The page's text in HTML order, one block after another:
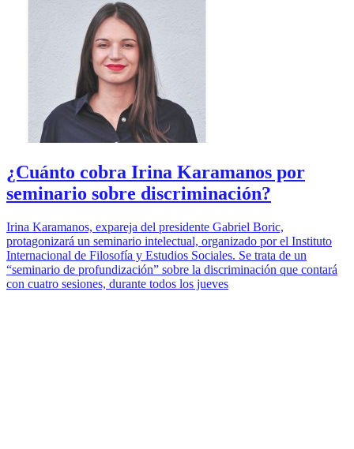
¿Cuánto cobra Irina Karamanos por
seminario sobre discriminación?
Irina Karamanos, expareja del presidente Gabriel Boric,
protagonizará un seminario intelectual, organizado por el Instituto
Internacional de Filosofía y Estudios Sociales. Se trata de un
“seminario de profundización” sobre la discriminación que contará
con cuatro sesiones, durante todos los jueves